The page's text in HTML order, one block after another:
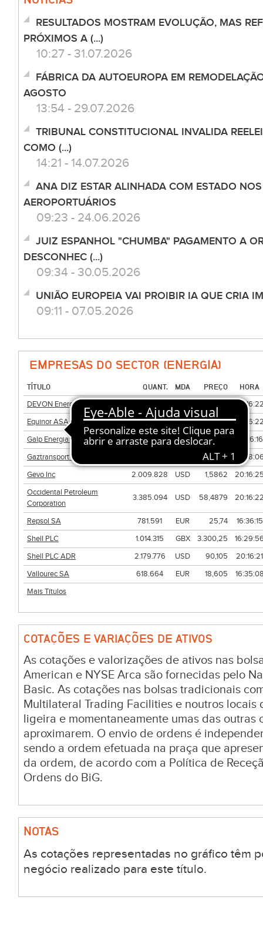
RESULTADOS MOSTRAM EVOLUÇÃO, MAS
PRÓXIMOS A (...)
10:27 - 31.07.2026
FÁBRICA DA AUTOEUROPA EM
AGOSTO
13:54 - 29.07.2026
TRIBUNAL CONSTITUCIONAL INVALIDA
COMO (...)
14:21 - 14.07.2026
ANA DIZ ESTAR ALINHADA COM ESTADO
AEROPORTUÁRIOS
09:23 - 24.06.2026
JUIZ ESPANHOL "CHUMBA" PAGAMENTO A
DESCONHEC (...)
09:34 - 30.05.2026
UNIÃO EUROPEIA VAI PROIBIR IA QUE CRIA
09:11 - 07.05.2026
EMPRESAS DO SECTOR (ENERGIA)
TÍTULO QUANT. MDA PREÇO
HORA
DEVON Energy Corporation
Equinor ASA ADR
1.356.339 USD 41,135
Galp Energia (Nom)
999.028 EUR 20,18
16:36:16
Gaztransport et Technigaz
203,00
Gevo Inc
2.009.828 USD 1,5862
Occidental Petroleum
Corporation
3.385.094 USD 58,4879
Repsol SA 781.591 EUR 25,74
16:36:15
Shell PLC
1.014.315 GBX 3.300,25
Shell PLC ADR
2.179.776 USD 90,105
20:16:21
Vallourec SA
618.664 EUR 18,605
Mais Títulos
COTAÇÕES E VARIAÇÕES DE ATIVOS
As cotações e valorizações de ativos nas
American e NYSE Arca são fornecidas pelo
Basic. As cotações nas bolsas tradicionais
Multilateral Trading Facilities e noutros
ligeira e momentaneamente umas das outras
aproximarem. O envio de ordens é
sendo a ordem efetuada na praça que
da ordem, de acordo com a Política de
Ordens do BiG.
NOTAS
As cotações representadas no gráfico têm
negócio realizado para este título.